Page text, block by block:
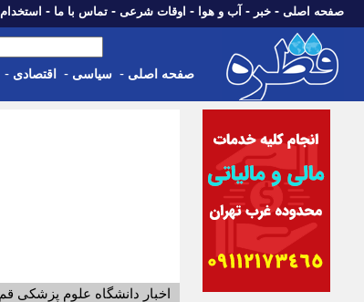
صفحه اصلی - خبر - آب و هوا - اوقات شرعی - تماس با ما - استخدام
صفحه اصلی - سیاسی - اقتصادی -
اخبار دانشگاه علوم پزشکی قم